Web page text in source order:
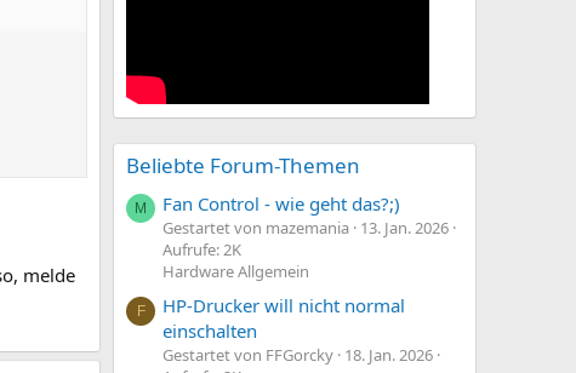
melde
Beliebte Forum-Themen
M Fan Control - wie geht das?;)
Gestartet von mazemania 13. Jan. 2026
Aufrufe: 2K
Hardware Allgemein
F
HP-Drucker will nicht normal
einschalten
Gestartet von FFGorcky 18. Jan. 2026